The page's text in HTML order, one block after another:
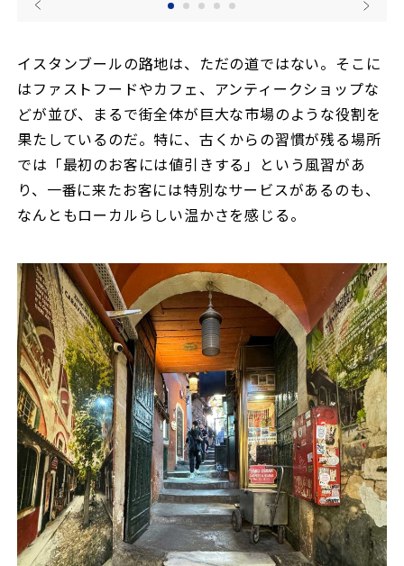
イスタンブールの路地は、ただの道ではない。そこに
はファストフードやカフェ、アンティークショップな
どが並び、まるで街全体が巨大な市場のような役割を
果たしているのだ。特に、古くからの習慣が残る場所
では「最初のお客には値引きする」という風習があ
り、一番に来たお客には特別なサービスがあるのも、
なんともローカルらしい温かさを感じる。